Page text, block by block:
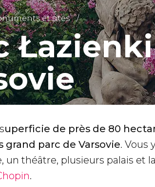
et sites
uperficie de près de 80
grand parc de Varsovie. Vous
un théâtre, plusieurs palais et
.